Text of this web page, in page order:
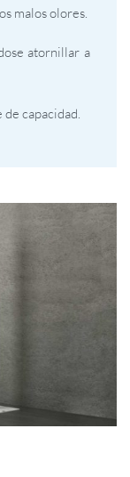
malos olores.
atornillar a
capacidad.